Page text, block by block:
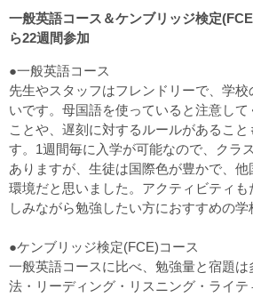
一般英語コース＆ケンブリッジ検定
ら22週間参加
●一般英語コース
先生やスタッフはフレンドリーで、学
いです。母国語を使っていると注意し
ことや、遅刻に対するルールがあること
す。1週間毎に入学が可能なので、クラ
ありますが、生徒は国際色が豊かで、
環境だと思いました。アクティビティ
しみながら勉強したい方におすすめの学
●ケンブリッジ検定(FCE)コース
一般英語コースに比べ、勉強量と宿題
法・リーディング・リスニング・ライ